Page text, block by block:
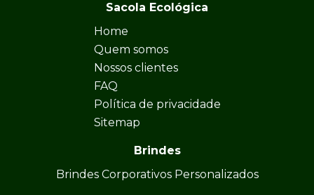
Sacola Ecológica
Home
Quem somos
Nossos clientes
FAQ
Política de privacidade
Sitemap
Brindes
Brindes Corporativos Personalizados